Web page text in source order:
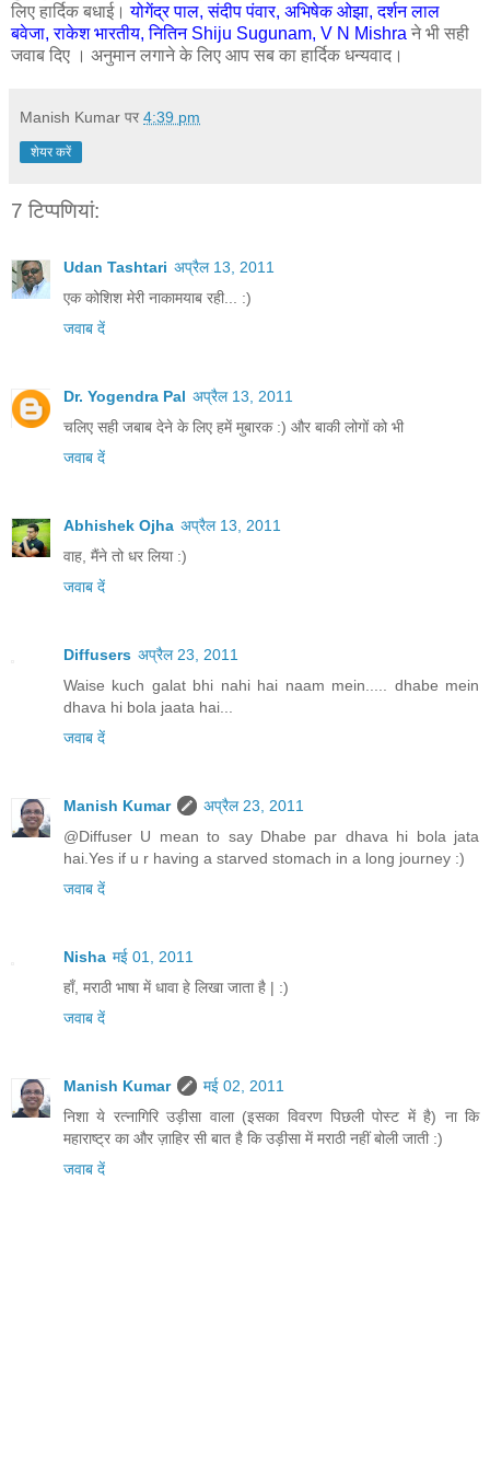
लिए हार्दिक बधाई।योगेंद्र पाल, संदीप पंवार, अभिषेक ओझा, दर्शन लाल
बवेजा, राकेश भारतीय, नितिन Shiju Sugunam, V N Mishra ने भी सही
जवाब दिए । अनुमान लगाने के लिए आप सब का हार्दिक धन्यवाद।
Manish Kumar पर 4:39 pm
शेयर करें
7 टिप्‍पणियां:
Udan Tashtari अप्रैल 13, 2011
एक कोशिश मेरी नाकामयाब रही... :)
जवाब दें
Dr. Yogendra Pal अप्रैल 13, 2011
चलिए सही जबाब देने के लिए हमें मुबारक :) और बाकी लोगों को भी
जवाब दें
Abhishek Ojha अप्रैल 13, 2011
वाह, मैंने तो धर लिया :)
जवाब दें
Diffusers अप्रैल 23, 2011
Waise kuch galat bhi nahi hai naam mein..... dhabe mein
dhava hi bola jaata hai...
जवाब दें
Manish Kumar
अप्रैल 23, 2011
@Diffuser U mean to say Dhabe par dhava hi bola jata
hai.Yes if u r having a starved stomach in a long journey :)
जवाब दें
Nisha मई 01, 2011
हाँ, मराठी भाषा में धावा हे लिखा जाता है | :)
जवाब दें
Manish Kumar
मई 02, 2011
निशा ये रत्नागिरि उड़ीसा वाला (इसका विवरण पिछली पोस्ट में है) ना कि
महाराष्ट्र का और ज़ाहिर सी बात है कि उड़ीसा में मराठी नहीं बोली जाती :)
जवाब दें